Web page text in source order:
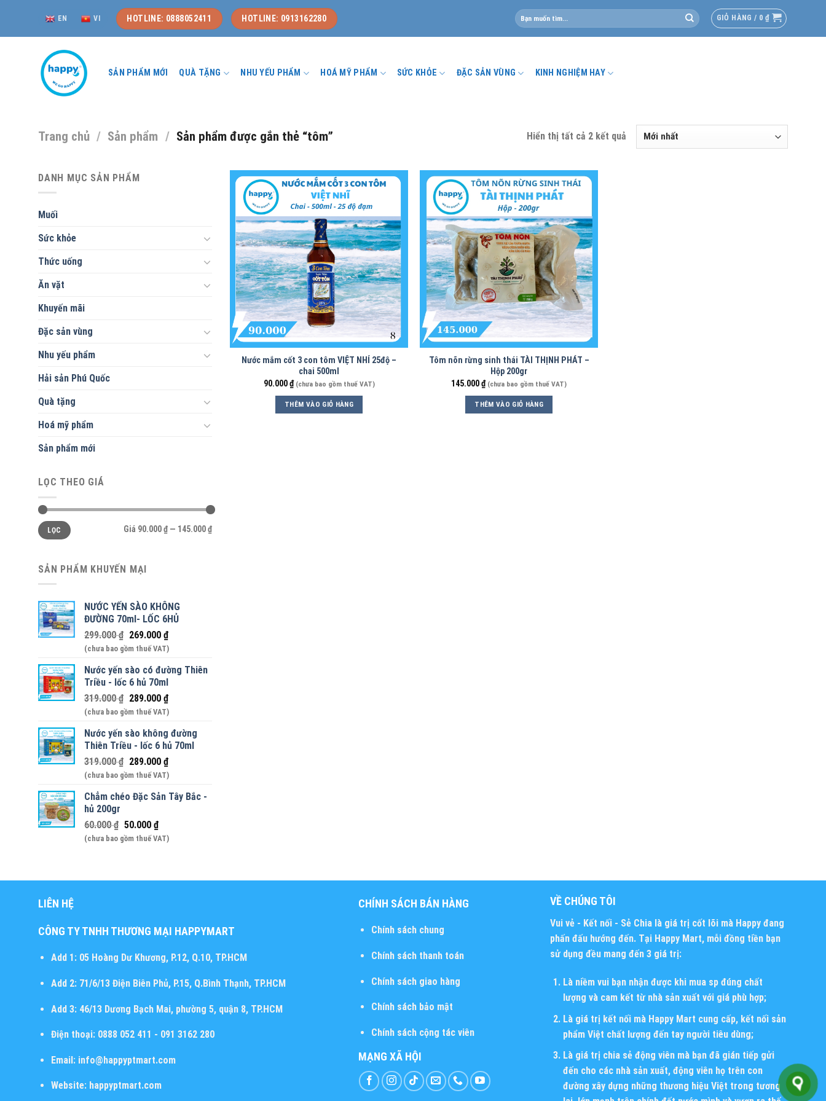
content
EN VI HOTLINE: 0888052411 HOTLINE: 0913162280
Tìm
kiếm:
GIỎ HÀNG / 0 ₫
SẢN PHẨM MỚI QUÀ TẶNG NHU YẾU PHẨM HOÁ MỸ PHẨM SỨC KHỎE ĐẶC SẢN VÙNG KINH NGHIỆM HAY
Trang chủ / Sản phẩm / Sản phẩm được gắn thẻ “tôm” Hiển thị tất cả 2 kết quả
DANH MỤC SẢN PHẨM
Muối
Sức khỏe
Thức uống
Ăn vặt
Khuyến mãi
Đặc sản vùng
Nhu yếu phẩm
Hải sản Phú Quốc
Quà tặng
Hoá mỹ phẩm
Sản phẩm mới
LỌC THEO GIÁ
Giá
thấp
nhất
Giá
cao
nhất
LỌC Giá 90.000 ₫— 145.000 ₫
SẢN PHẨM KHUYẾN MẠI
NƯỚC YẾN SÀO KHÔNG
ĐƯỜNG 70ml- LỐC 6HỦ
299.000₫ 269.000 ₫
(chưa bao gồm thuế VAT)
Nước yến sào có đường Thiên
Triều - lốc 6 hủ 70ml
319.000₫ 289.000 ₫
(chưa bao gồm thuế VAT)
Nước yến sào không đường
Thiên Triều - lốc 6 hủ 70ml
319.000₫ 289.000 ₫
(chưa bao gồm thuế VAT)
Chẳm chéo Đặc Sản Tây Bắc -
hủ 200gr
60.000₫ 50.000 ₫
(chưa bao gồm thuế VAT)
Nước mắm cốt 3 con tôm VIỆT NHỈ 25độ –
chai 500ml
90.000₫ (chưa bao gồm thuế VAT)
THÊM VÀO GIỎ HÀNG
Tôm nõn rừng sinh thái TÀI THỊNH PHÁT –
Hộp 200gr
145.000₫ (chưa bao gồm thuế VAT)
THÊM VÀO GIỎ HÀNG
LIÊN HỆ
CÔNG TY TNHH THƯƠNG MẠI HAPPYMART
Add 1:05 Hoàng Dư Khương, P.12, Q.10, TP.HCM
Add 2:71/6/13 Điện Biên Phủ, P.15, Q.Bình Thạnh, TP.HCM
Add 3:46/13 Dương Bạch Mai, phường 5, quận 8, TP.HCM
Điện thoại:0888 052 411 - 091 3162 280
Email:info@happyptmart.com
Website: happyptmart.com
CHÍNH SÁCH BÁN HÀNG
Chính sách chung
Chính sách thanh toán
Chính sách giao hàng
Chính sách bảo mật
Chính sách cộng tác viên
MẠNG XÃ HỘI
VỀ CHÚNG TÔI
Vui vẻ - Kết nối - Sẻ Chia là giá trị cốt lõi mà Happy đang
phấn đấu hướng đến. Tại Happy Mart, mỗi đồng tiền bạn
sử dụng đều mang đến 3 giá trị:
Là niềm vui bạn nhận được khi mua sp đúng chất
lượng và cam kết từ nhà sản xuất với giá phù hợp;
Là giá trị kết nối mà Happy Mart cung cấp, kết nối sản
phẩm Việt chất lượng đến tay người tiêu dùng;
Là giá trị chia sẻ động viên mà bạn đã gián tiếp gửi
đến cho các nhà sản xuất, động viên họ trên con
đường xây dựng những thương hiệu Việt trong tương